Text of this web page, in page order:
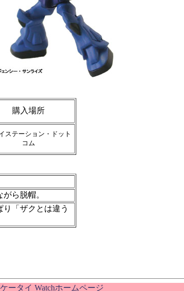
購入場所
ステーション・ドット
コム
ら脱帽。
「ザクとは違う
ケータイ Watchホームページ